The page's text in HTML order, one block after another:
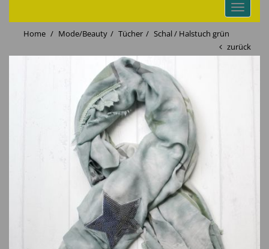
Toggle
Home
Mode/Beauty Tücher
Schal / Halstuch grün
zurück